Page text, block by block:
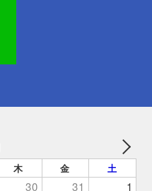
木 金 土
30 31 1